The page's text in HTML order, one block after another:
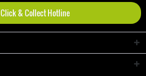
Click & Collect Hotline